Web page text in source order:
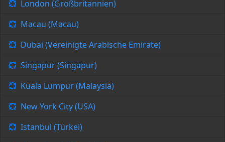
London (Großbritannien)
Macau (Macau)
Dubai (Vereinigte Arabische Emirate)
Singapur (Singapur)
Kuala Lumpur (Malaysia)
New York City (USA)
Istanbul (Türkei)